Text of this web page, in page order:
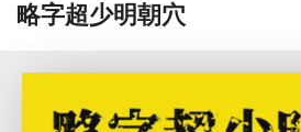
略字超少明朝穴